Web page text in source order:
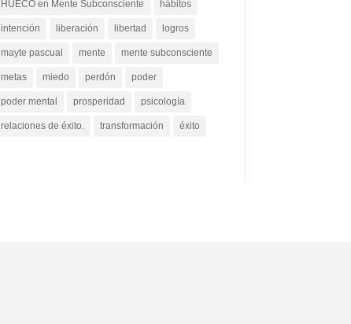
HUECO en Mente Subconsciente hábitos
intención liberación libertad logros
mayte pascual mente mente subconsciente
metas miedo perdón poder
poder mental prosperidad psicología
relaciones de éxito. transformación éxito